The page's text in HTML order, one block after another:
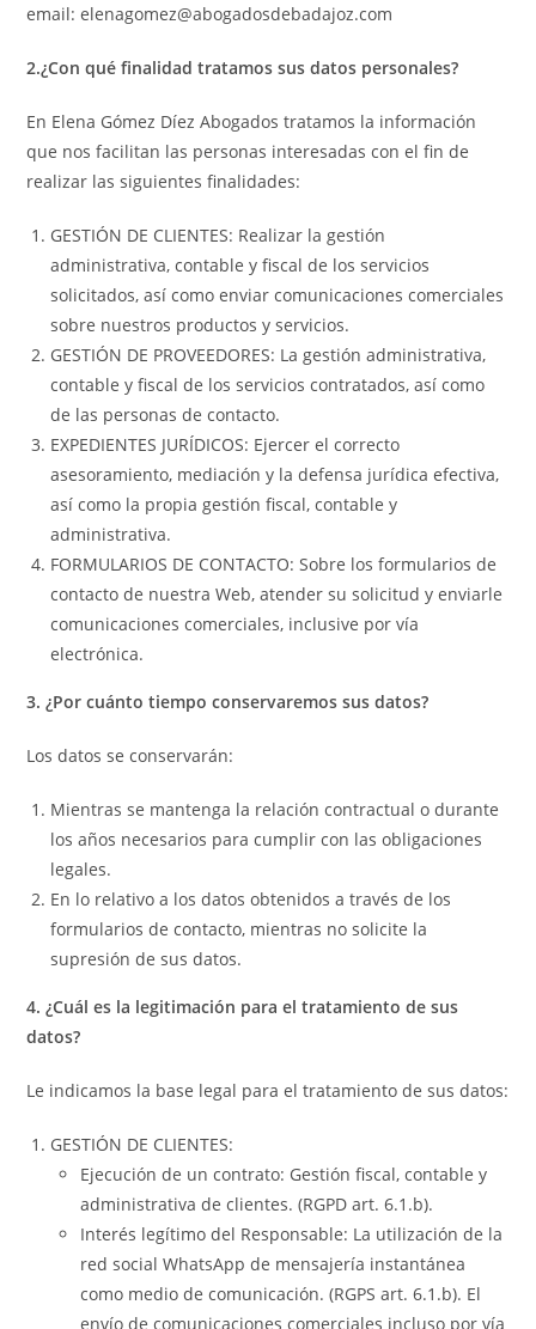
email: elenagomez@abogadosdebadajoz.com
2.¿Con qué finalidad tratamos sus datos personales?
En Elena Gómez Díez Abogados tratamos la información
que nos facilitan las personas interesadas con el fin de
realizar las siguientes finalidades:
GESTIÓN DE CLIENTES: Realizar la gestión
administrativa, contable y fiscal de los servicios
solicitados, así como enviar comunicaciones comerciales
sobre nuestros productos y servicios.
GESTIÓN DE PROVEEDORES: La gestión administrativa,
contable y fiscal de los servicios contratados, así como
de las personas de contacto.
EXPEDIENTES JURÍDICOS: Ejercer el correcto
asesoramiento, mediación y la defensa jurídica efectiva,
así como la propia gestión fiscal, contable y
administrativa.
FORMULARIOS DE CONTACTO: Sobre los formularios de
contacto de nuestra Web, atender su solicitud y enviarle
comunicaciones comerciales, inclusive por vía
electrónica.
3. ¿Por cuánto tiempo conservaremos sus datos?
Los datos se conservarán:
Mientras se mantenga la relación contractual o durante
los años necesarios para cumplir con las obligaciones
legales.
En lo relativo a los datos obtenidos a través de los
formularios de contacto, mientras no solicite la
supresión de sus datos.
4. ¿Cuál es la legitimación para el tratamiento de sus
datos?
Le indicamos la base legal para el tratamiento de sus datos:
GESTIÓN DE CLIENTES:
Ejecución de un contrato: Gestión fiscal, contable y
administrativa de clientes. (RGPD art. 6.1.b).
Interés legítimo del Responsable: La utilización de la
red social WhatsApp de mensajería instantánea
como medio de comunicación. (RGPS art. 6.1.b). El
envío de comunicaciones comerciales incluso por vía